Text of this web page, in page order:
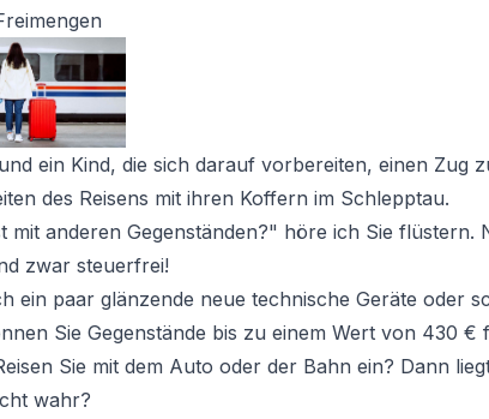
ein Kind, die sich darauf vorbereiten, einen Zug
des Reisens mit ihren Koffern im Schlepptau.
mit anderen Gegenständen?" höre ich Sie flüstern.
zwar steuerfrei!
ein paar glänzende neue technische Geräte oder
Sie Gegenstände bis zu einem Wert von 430 €
Sie mit dem Auto oder der Bahn ein? Dann
wahr?